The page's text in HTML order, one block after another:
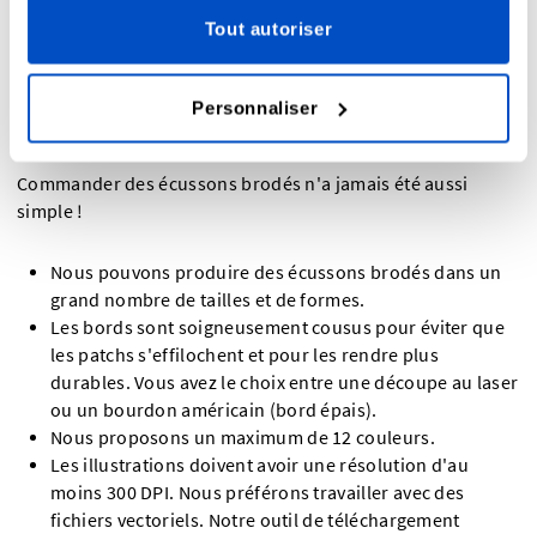
Tout autoriser
Personnaliser
Spécifications pour la création d'écussons
brodés
Commander des écussons brodés n'a jamais été aussi
simple !
Nous pouvons produire des écussons brodés dans un
grand nombre de tailles et de formes.
Les bords sont soigneusement cousus pour éviter que
les patchs s'effilochent et pour les rendre plus
durables. Vous avez le choix entre une découpe au laser
ou un bourdon américain (bord épais).
Nous proposons un maximum de 12 couleurs.
Les illustrations doivent avoir une résolution d'au
moins 300 DPI. Nous préférons travailler avec des
fichiers vectoriels. Notre outil de téléchargement